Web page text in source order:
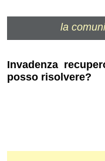
la
Invadenza
posso risolvere?